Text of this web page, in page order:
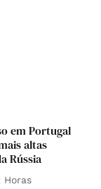
em Portugal
altas
Rússia
Horas